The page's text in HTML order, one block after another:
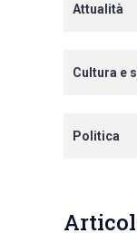
Attualità
Cultura e
Politica